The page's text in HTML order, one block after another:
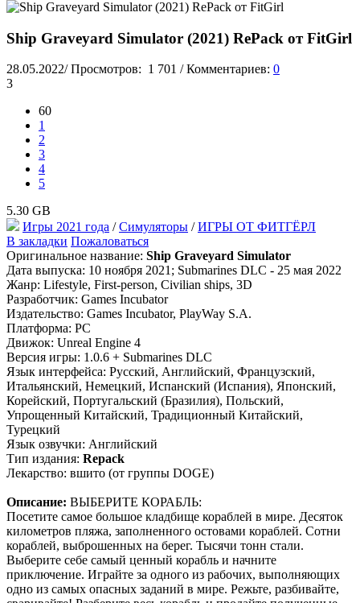
Ship Graveyard Simulator (2021) RePack от FitGirl
28.05.2022/ Просмотров: 1 701 / Комментариев: 0
3
60
1
2
3
4
5
5.30 GB
Игры 2021 года /Симуляторы /ИГРЫ ОТ ФИТГЁРЛ
В закладки Пожаловаться
Оригинальное название: Ship Graveyard Simulator
Дата выпуска: 10 ноября 2021; Submarines DLC - 25 мая 2022
Жанр: Lifestyle, First-person, Civilian ships, 3D
Разработчик: Games Incubator
Издательство: Games Incubator, PlayWay S.A.
Платформа: PC
Движок: Unreal Engine 4
Версия игры: 1.0.6 + Submarines DLC
Язык интерфейса: Русский, Английский, Французский,
Итальянский, Немецкий, Испанский (Испания), Японский,
Корейский, Португальский (Бразилия), Польский,
Упрощенный Китайский, Традиционный Китайский,
Турецкий
Язык озвучки: Английский
Тип издания: Repack
Лекарство: вшито (от группы DOGE)
Описание: ВЫБЕРИТЕ КОРАБЛЬ:
Посетите самое большое кладбище кораблей в мире. Десяток
километров пляжа, заполненного остовами кораблей. Сотни
кораблей, выброшенных на берег. Тысячи тонн стали.
Выберите себе самый ценный корабль и начните
приключение. Играйте за одного из рабочих, выполняющих
одно из самых опасных заданий в мире. Режьте, разбивайте,